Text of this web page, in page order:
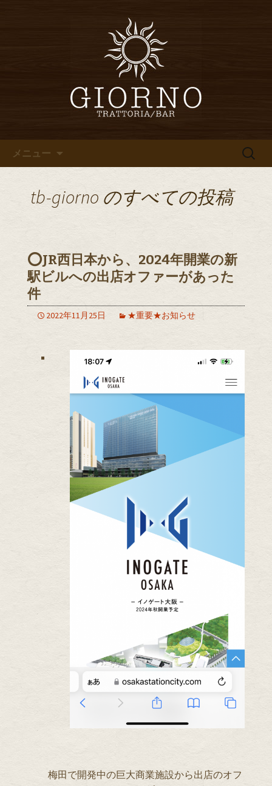
堀江・四ツ橋のイタリアン「イ
タリア食堂ジョルノ～GIORNO
～」のブログ
食堂ジョルノ～GIORNO～」からのお知
メニュー
検
tb-giorno のすべての投稿
⭕️JR西日本から、2024年開業の新
駅ビルへの出店オファーがあった
件
2022年11月25日 ★重要★お知らせ
梅田で開発中の巨大商業施設から出店のオフ